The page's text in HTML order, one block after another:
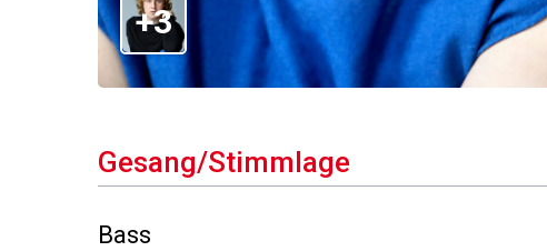
+3
Gesang/Stimmlage
Bass